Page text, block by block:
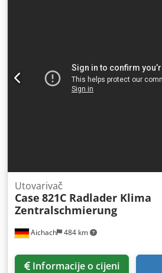
Aichach 484 km
Utovarivač
Case 821C Radlader Klima
Zentralschmierung
Informacije o cijeni